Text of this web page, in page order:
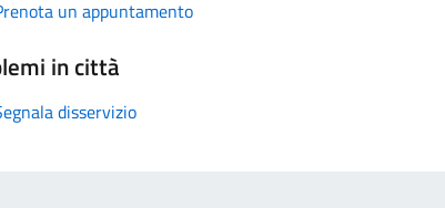
un appuntamento
in città
disservizio